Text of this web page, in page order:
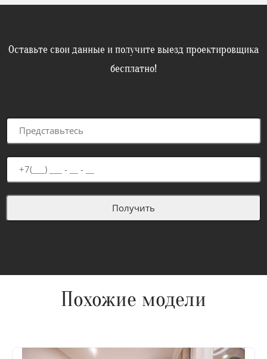
Оставьте свои данные и получите выезд проектировщика
бесплатно!
Похожие модели